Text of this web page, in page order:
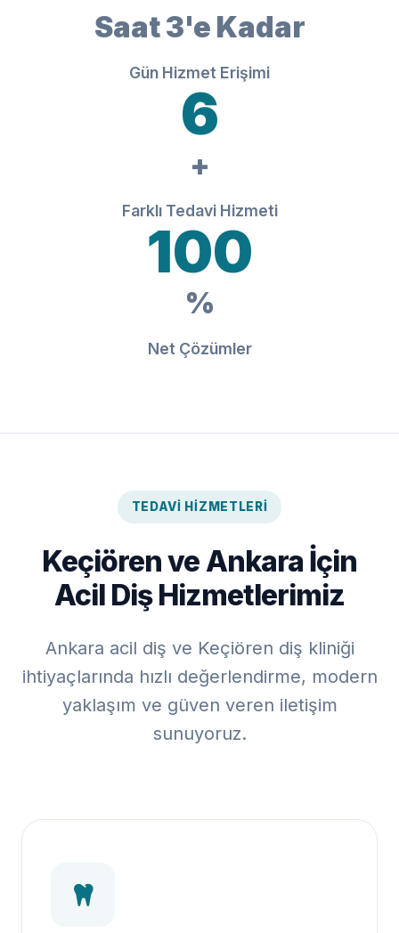
Saat 3'e Kadar
Gün Hizmet Erişimi
6
+
Farklı Tedavi Hizmeti
100
%
Net Çözümler
TEDAVI HIZMETLERI
Keçiören ve Ankara İçin
Acil Diş Hizmetlerimiz
Ankara acil diş ve Keçiören diş kliniği
ihtiyaçlarında hızlı değerlendirme, modern
yaklaşım ve güven veren iletişim
sunuyoruz.